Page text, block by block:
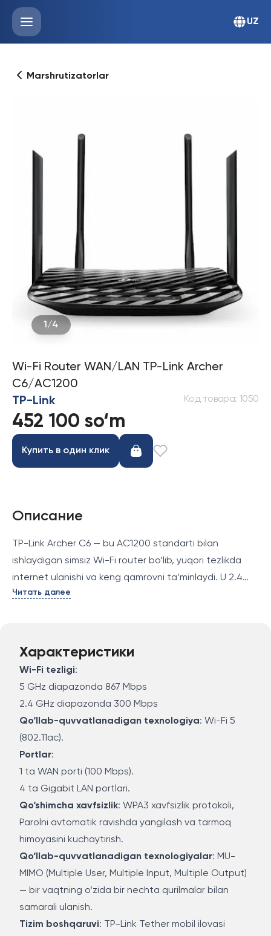
UZ
Marshrutizatorlar
1 /4
Wi-Fi Router WAN/LAN TP-Link Archer
C6/AC1200
TP-Link
Код товара: 1050
452 100 so‘m
Купить в один клик
Описание
TP-Link Archer C6 — bu AC1200 standarti bilan
ishlaydigan simsiz Wi-Fi router bo‘lib, yuqori tezlikda
internet ulanishi va keng qamrovni ta’minlaydi. U 2.4
GHz va 5 GHz diapazonlarida ishlaydi, shuningdek,
va yuqori sifatli tarmoq aloqasini ta’minlash uchun
ideal tanlovdir.
Читать далее
Характеристики
Wi-Fi tezligi:
5 GHz diapazonda 867 Mbps
2.4 GHz diapazonda 300 Mbps
Qo‘llab-quvvatlanadigan texnologiya: Wi-Fi 5
(802.11ac).
Portlar:
1 ta WAN porti (100 Mbps).
4 ta Gigabit LAN portlari.
Qo‘shimcha xavfsizlik: WPA3 xavfsizlik protokoli,
Parolni avtomatik ravishda yangilash va tarmoq
himoyasini kuchaytirish.
Qo‘llab-quvvatlanadigan texnologiyalar: MU-
MIMO (Multiple User, Multiple Input, Multiple Output)
— bir vaqtning o‘zida bir nechta qurilmalar bilan
samarali ulanish.
Tizim boshqaruvi: TP-Link Tether mobil ilovasi